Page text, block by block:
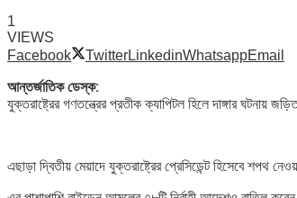
1
VIEWS
Facebook
TwitterLinkedinWhatsappEmail
আন্তর্জাতিক ডেস্ক:
যুক্তরাষ্ট্রের গণতন্ত্রের প্রতীক ক্যাপিটল হিলে দাঙ্গার ঘটনায়
এছাড়া দ্বিতীয় মেয়াদে যুক্তরাষ্ট্রের প্রেসিডেন্ট হিসেবে শপথ